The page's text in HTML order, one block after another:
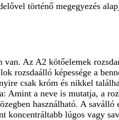
történő megegyezés
van. Az A2 kötőelemek
rozsdaálló képessége a
csak króm és nikkel
a neve is mutatja, a
használható. A saválló
koncentráltabb lúgos vagy